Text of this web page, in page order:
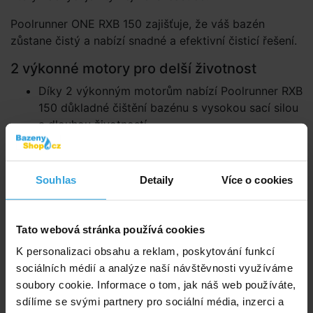
Souhlas Detaily Více o cookies
Tato webová stránka používá cookies
K personalizaci obsahu a reklam, poskytování funkcí
sociálních médií a analýze naší návštěvnosti využíváme
soubory cookie. Informace o tom, jak náš web používáte,
sdílíme se svými partnery pro sociální média, inzerci a
Poolrunner ONE RXB 150 zajišťuje, že váš bazén
zůstane čistý a nabízí snadné a efektivní čisticí řešení.
2 výkonné motory pro delší životnost
Díky 2 výkonným motorům nabízí Poolrunner RXB
150 důkladné čištění bazénu s vysokou sací silou
a dlouhou životností.
Pro bazény až 15 m2 ve velikosti
Tento akumulátorový bazénový vysavač bez
slanou vodu.
Pohodlné a rychlé otevření bez úsilí
Díky praktickému rychlému uvolnění může být
bazénový robot otevřen bez námahy – bez
jakéhokoli úsilí.